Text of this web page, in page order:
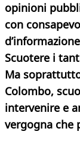
opinioni
con
Scuotere i
Ma
Colombo,
intervenire e
vergogna che